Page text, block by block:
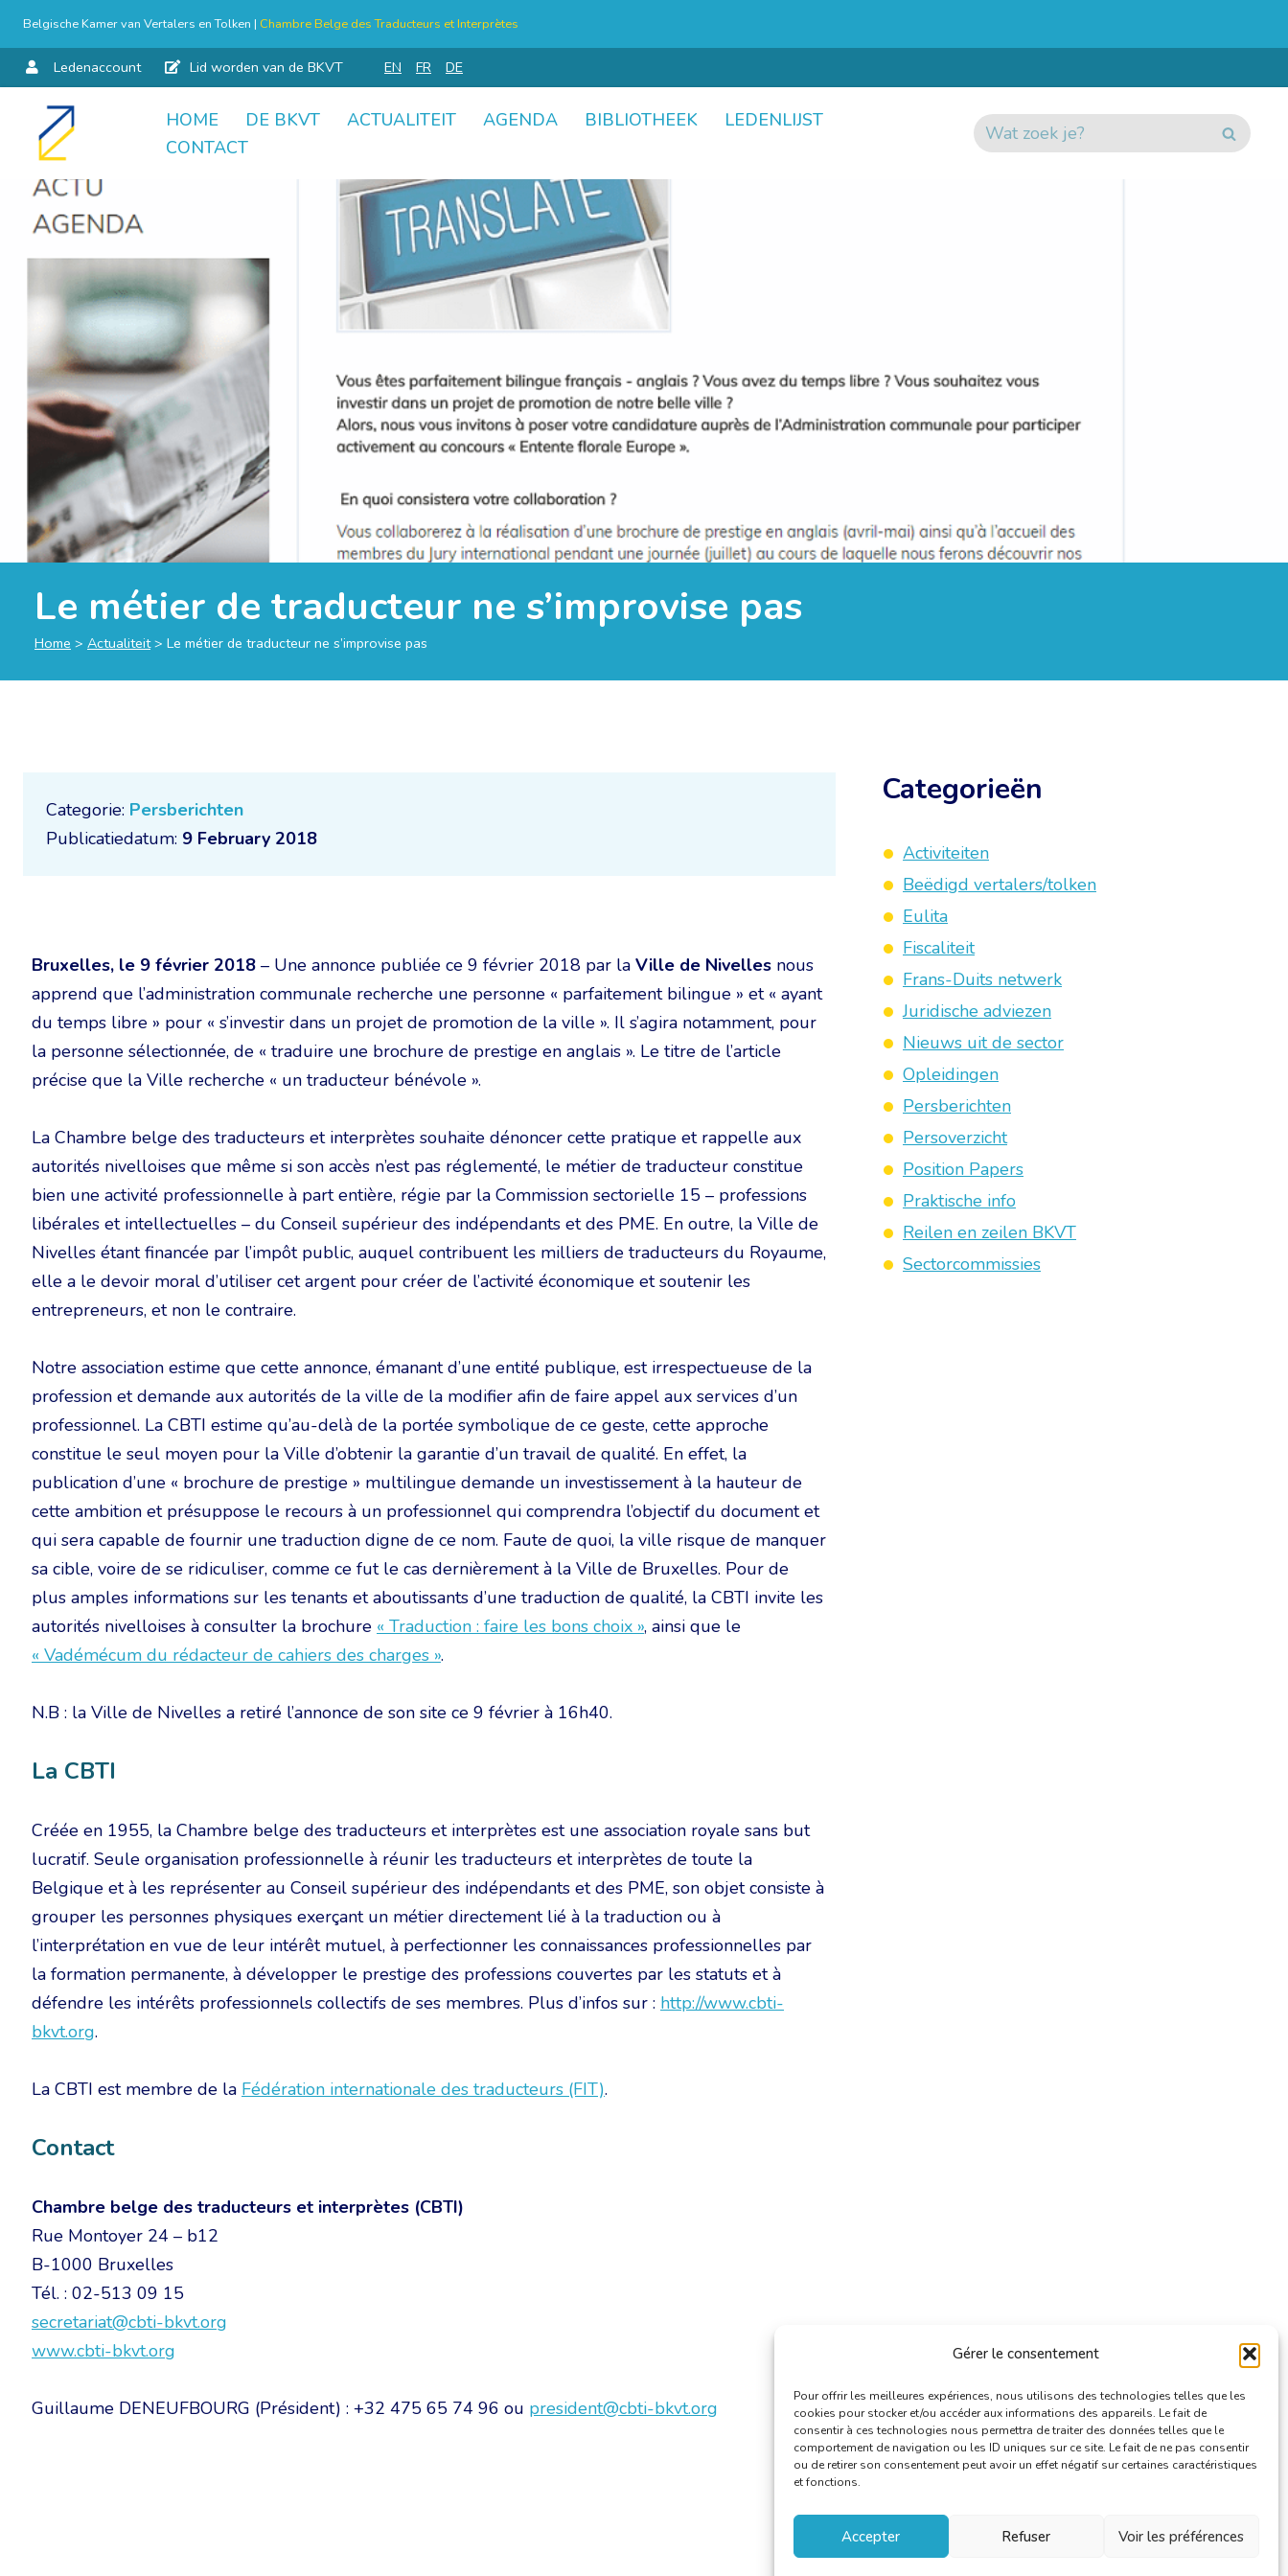
Gérer le consentement
Pour offrir les meilleures expériences, nous utilisons des technologies telles que les
cookies pour stocker et/ou accéder aux informations des appareils. Le fait de
consentir à ces technologies nous permettra de traiter des données telles que le
comportement de navigation ou les ID uniques sur ce site. Le fait de ne pas consentir
ou de retirer son consentement peut avoir un effet négatif sur certaines caractéristiques
et fonctions.
Accepter Refuser Voir les préférences
Belgische Kamer van Vertalers en Tolken | Chambre Belge des Traducteurs et Interprètes
Ledenaccount Lid worden van de BKVT EN FR DE
Skip
content
HOME DE BKVT ACTUALITEIT AGENDA BIBLIOTHEEK
LEDENLIJST
CONTACT
Le métier de traducteur ne s’improvise pas
Home > Actualiteit> Le métier de traducteur ne s’improvise pas
Categorie: Persberichten
Publicatiedatum: 9 February 2018
Bruxelles, le 9 février 2018 – Une annonce publiée ce 9 février 2018 par la Ville de Nivelles nous
apprend que l’administration communale recherche une personne « parfaitement bilingue » et « ayant
du temps libre » pour « s’investir dans un projet de promotion de la ville ». Il s’agira notamment, pour
la personne sélectionnée, de « traduire une brochure de prestige en anglais ». Le titre de l’article
précise que la Ville recherche « un traducteur bénévole ».
La Chambre belge des traducteurs et interprètes souhaite dénoncer cette pratique et rappelle aux
autorités nivelloises que même si son accès n’est pas réglementé, le métier de traducteur constitue
bien une activité professionnelle à part entière, régie par la Commission sectorielle 15 – professions
libérales et intellectuelles – du Conseil supérieur des indépendants et des PME. En outre, la Ville de
Nivelles étant financée par l’impôt public, auquel contribuent les milliers de traducteurs du Royaume,
elle a le devoir moral d’utiliser cet argent pour créer de l’activité économique et soutenir les
entrepreneurs, et non le contraire.
Notre association estime que cette annonce, émanant d’une entité publique, est irrespectueuse de la
profession et demande aux autorités de la ville de la modifier afin de faire appel aux services d’un
professionnel. La CBTI estime qu’au-delà de la portée symbolique de ce geste, cette approche
constitue le seul moyen pour la Ville d’obtenir la garantie d’un travail de qualité. En effet, la
publication d’une « brochure de prestige » multilingue demande un investissement à la hauteur de
cette ambition et présuppose le recours à un professionnel qui comprendra l’objectif du document et
qui sera capable de fournir une traduction digne de ce nom. Faute de quoi, la ville risque de manquer
sa cible, voire de se ridiculiser, comme ce fut le cas dernièrement à la Ville de Bruxelles. Pour de
plus amples informations sur les tenants et aboutissants d’une traduction de qualité, la CBTI invite les
autorités nivelloises à consulter la brochure « Traduction : faire les bons choix », ainsi que le
« Vadémécum du rédacteur de cahiers des charges ».
N.B : la Ville de Nivelles a retiré l’annonce de son site ce 9 février à 16h40.
La CBTI
Créée en 1955, la Chambre belge des traducteurs et interprètes est une association royale sans but
lucratif. Seule organisation professionnelle à réunir les traducteurs et interprètes de toute la
Belgique et à les représenter au Conseil supérieur des indépendants et des PME, son objet consiste à
grouper les personnes physiques exerçant un métier directement lié à la traduction ou à
l’interprétation en vue de leur intérêt mutuel, à perfectionner les connaissances professionnelles par
la formation permanente, à développer le prestige des professions couvertes par les statuts et à
défendre les intérêts professionnels collectifs de ses membres. Plus d’infos sur : http://www.cbti-
bkvt.org.
La CBTI est membre de la Fédération internationale des traducteurs (FIT).
Contact
Chambre belge des traducteurs et interprètes (CBTI)
Rue Montoyer 24 – b12
B-1000 Bruxelles
Tél. : 02-513 09 15
secretariat@cbti-bkvt.org
www.cbti-bkvt.org
Guillaume DENEUFBOURG (Président) : +32 475 65 74 96 ou president@cbti-bkvt.org
Categorieën
Activiteiten
Beëdigd vertalers/tolken
Eulita
Fiscaliteit
Frans-Duits netwerk
Juridische adviezen
Nieuws uit de sector
Opleidingen
Persberichten
Persoverzicht
Position Papers
Praktische info
Reilen en zeilen BKVT
Sectorcommissies